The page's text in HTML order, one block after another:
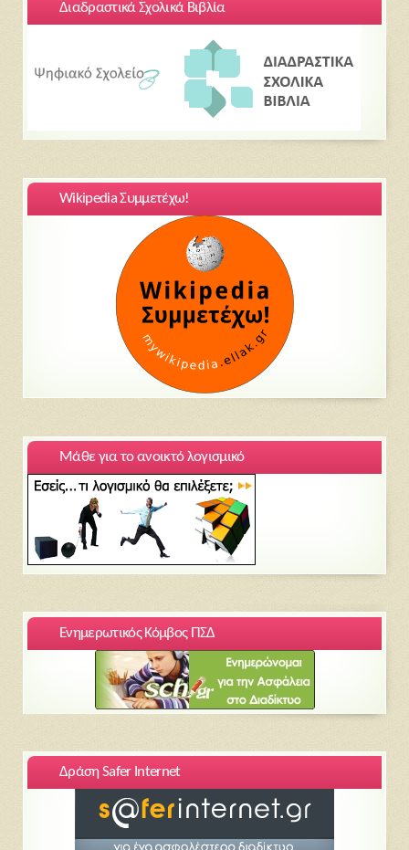
Διαδραστικά Σχολικά Βιβλία
Wikipedia Συμμετέχω!
Μάθε για το ανοικτό λογισμικό
Ενημερωτικός Κόμβος ΠΣΔ
Δράση Safer Internet